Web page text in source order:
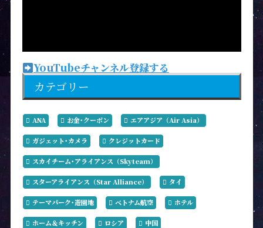
YouTubeチャンネル登録する
カテゴリー
ANA お金･クーポン エアアジア（Air Asia）
ガジェット･カメラ クレジットカード
スカイチーム･アライアンス（Skyteam）
スターアライアンス（Star Alliance） タイ
テーマパーク･遊園地 ベトナム航空 ホテル
ホーム＆キッチン ロシア 中国